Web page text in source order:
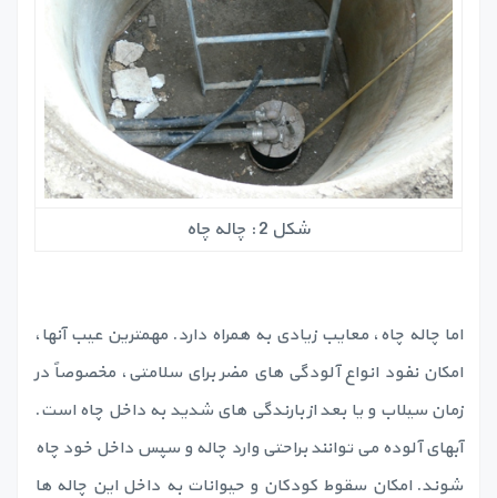
شکل 2 : چاله چاه
اما چاله چاه، معایب زیادی به همراه دارد. مهمترین عیب آنها،
امکان نفود انواع آلودگی های مضر برای سلامتی، مخصوصاً در
زمان سیلاب و یا بعد از بارندگی های شدید به داخل چاه است.
آبهای آلوده می توانند براحتی وارد چاله و سپس داخل خود چاه
شوند. امکان سقوط کودکان و حیوانات به داخل این چاله ها